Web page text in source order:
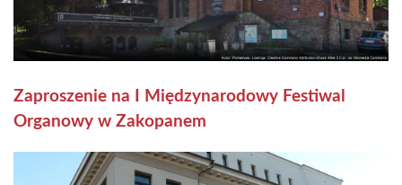
Zaproszenie na I Międzynarodowy Festiwal
Organowy w Zakopanem